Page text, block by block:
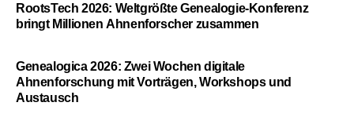
RootsTech 2026: Weltgrößte Genealogie-Konferenz
bringt Millionen Ahnenforscher zusammen
Genealogica 2026: Zwei Wochen digitale
Ahnenforschung mit Vorträgen, Workshops und
Austausch